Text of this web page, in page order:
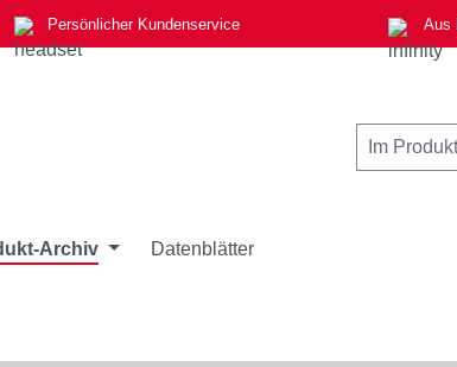
Persönlicher Kundenservice Aus
Archiv Datenblätter